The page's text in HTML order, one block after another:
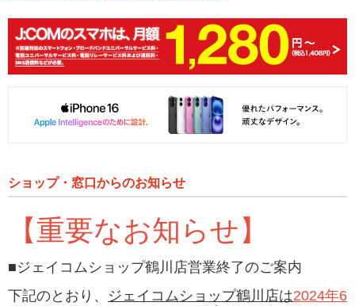
ショップ・窓口からのお知らせ
【重要なお知らせ】
■ジェイコムショップ鶴川店営業終了のご案内
下記のとおり、 ジェイコムショップ鶴川店は2024年6